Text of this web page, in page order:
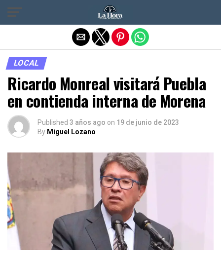
LOCAL
Ricardo Monreal visitará Puebla
en contienda interna de Morena
Published 3 años ago on 19 de junio de 2023
By Miguel Lozano
Salir de la versión móvil